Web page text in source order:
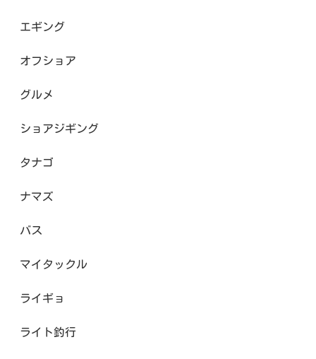
エギング
オフショア
グルメ
ショアジギング
タナゴ
ナマズ
バス
マイタックル
ライギョ
ライト釣行